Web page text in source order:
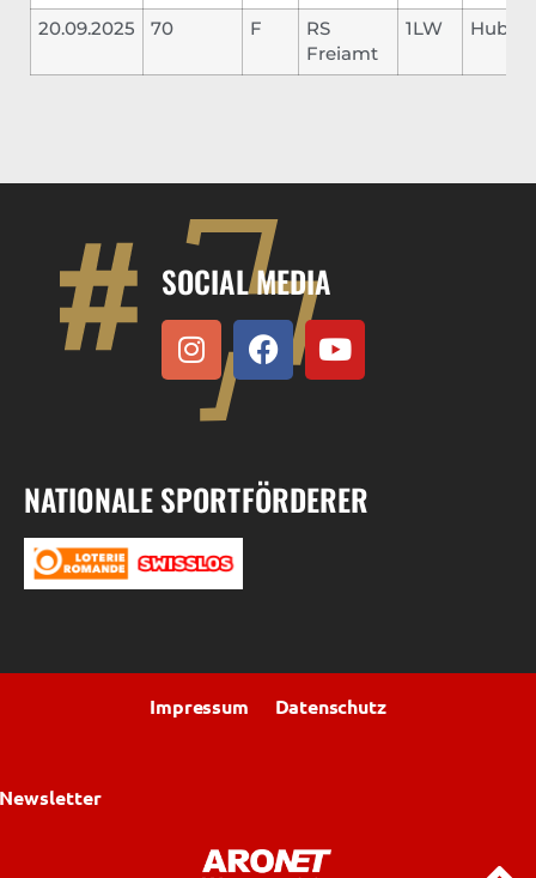
20.09.2025
70 F
RS
Freiamt
1LW Huber
SOCIAL MEDIA
NATIONALE SPORTFÖRDERER
Impressum Datenschutz
Newsletter